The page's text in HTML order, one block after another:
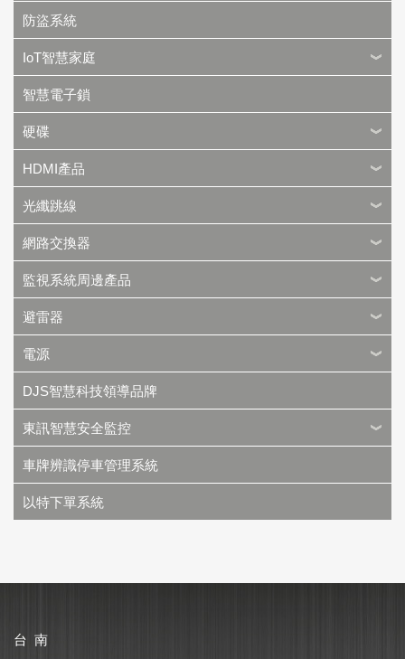
防盜系統
IoT智慧家庭
智慧電子鎖
硬碟
HDMI產品
光纖跳線
網路交換器
監視系統周邊產品
避雷器
電源
DJS智慧科技領導品牌
東訊智慧安全監控
車牌辨識停車管理系統
以特下單系統
台 南